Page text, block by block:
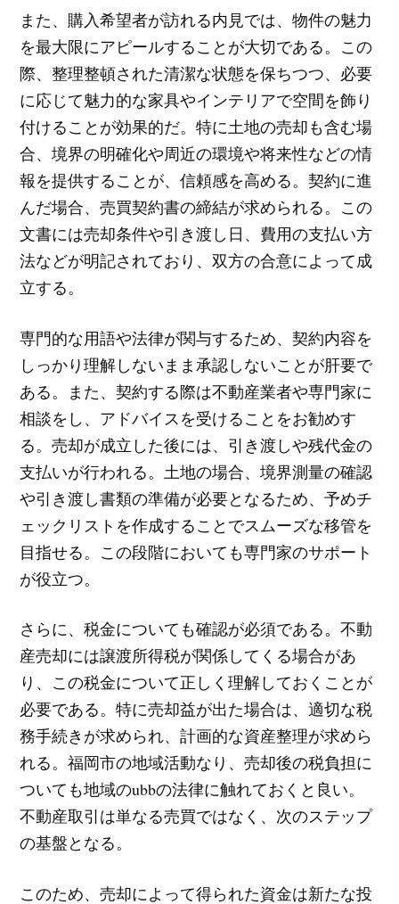
また、購入希望者が訪れる内見では、物件の魅力
を最大限にアピールすることが大切である。この
際、整理整頓された清潔な状態を保ちつつ、必要
に応じて魅力的な家具やインテリアで空間を飾り
付けることが効果的だ。特に土地の売却も含む場
合、境界の明確化や周近の環境や将来性などの情
報を提供することが、信頼感を高める。契約に進
んだ場合、売買契約書の締結が求められる。この
文書には売却条件や引き渡し日、費用の支払い方
法などが明記されており、双方の合意によって成
立する。
専門的な用語や法律が関与するため、契約内容を
しっかり理解しないまま承認しないことが肝要で
ある。また、契約する際は不動産業者や専門家に
相談をし、アドバイスを受けることをお勧めす
る。売却が成立した後には、引き渡しや残代金の
支払いが行われる。土地の場合、境界測量の確認
や引き渡し書類の準備が必要となるため、予めチ
ェックリストを作成することでスムーズな移管を
目指せる。この段階においても専門家のサポート
が役立つ。
さらに、税金についても確認が必須である。不動
産売却には譲渡所得税が関係してくる場合があ
り、この税金について正しく理解しておくことが
必要である。特に売却益が出た場合は、適切な税
務手続きが求められ、計画的な資産整理が求めら
れる。福岡市の地域活動なり、売却後の税負担に
ついても地域のubbの法律に触れておくと良い。
不動産取引は単なる売買ではなく、次のステップ
の基盤となる。
このため、売却によって得られた資金は新たな投